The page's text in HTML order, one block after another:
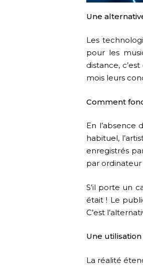
Une
Les
pour les
distance,
mois leurs
Comment
En l’absence
habituel,
enregistrés
par ordinateur
S’il porte un
était ! Le
C’est
Une
La réalité